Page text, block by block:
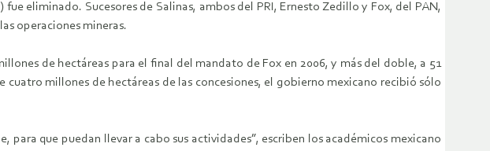
eliminado. Sucesores de Salinas, ambos del PRI, Ernesto Zedillo y Fox, del PAN,
operaciones mineras.
de hectáreas para el final del mandato de Fox en 2006, y más del doble, a 51
millones de hectáreas de las concesiones, el gobierno mexicano recibió sólo
que puedan llevar a cabo sus actividades”, escriben los académicos mexicano